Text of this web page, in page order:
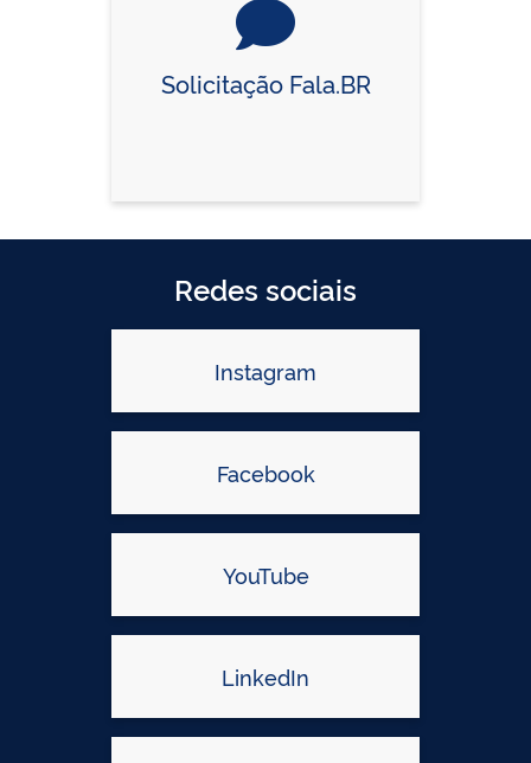
Solicitação Fala.BR
Redes sociais
Instagram
Facebook
YouTube
LinkedIn